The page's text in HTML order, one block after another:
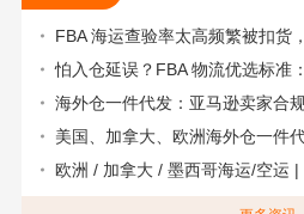
FBA 海运查验率太高频繁被扣货，
怕入仓延误？FBA 物流优选标准：自
海外仓一件代发：亚马逊卖家合
美国、加拿大、欧洲海外仓一件
欧洲 / 加拿大 / 墨西哥海运/空运